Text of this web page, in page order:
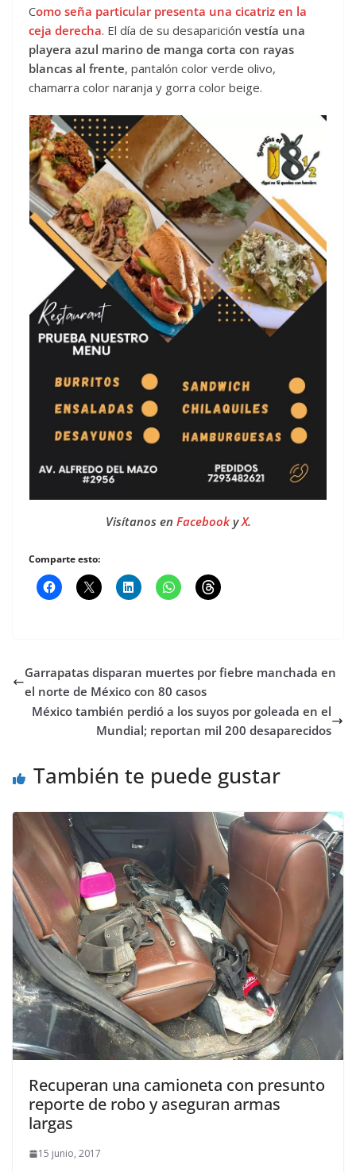
Como seña particular presenta una cicatriz en la
ceja derecha. El día de su desaparición vestía una
playera azul marino de manga corta con rayas
blancas al frente, pantalón color verde olivo,
chamarra color naranja y gorra color beige.
Visítanos en FacebookyX.
Comparte esto:
Garrapatas disparan muertes por fiebre manchada en
el norte de México con 80 casos
México también perdió a los suyos por goleada en el
Mundial; reportan mil 200 desaparecidos
También te puede gustar
Recuperan una camioneta con presunto
reporte de robo y aseguran armas
largas
15 junio, 2017